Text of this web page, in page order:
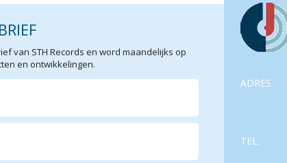
ADRES
TEL.
van STH Records en word maandelijks op
en ontwikkelingen.